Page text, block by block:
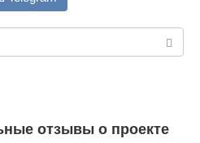
отзывы о проекте